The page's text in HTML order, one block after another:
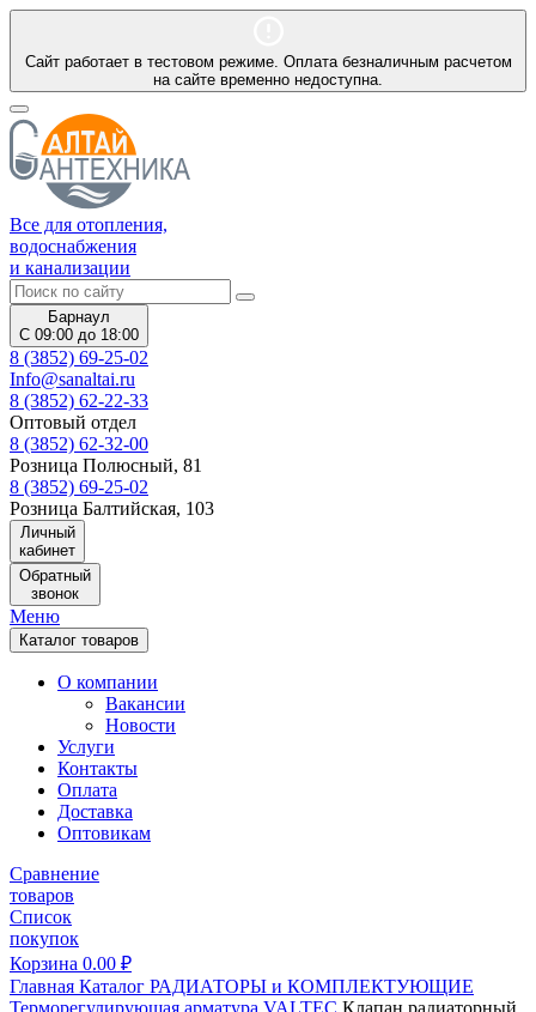
Сайт работает в тестовом режиме. Оплата безналичным расчетом
на сайте временно недоступна.
Все для отопления,
водоснабжения
и канализации
Барнаул
С 09:00 до 18:00
8 (3852) 69-25-02
Info@sanaltai.ru
8 (3852) 62-22-33
Оптовый отдел
8 (3852) 62-32-00
Розница Полюсный, 81
8 (3852) 69-25-02
Розница Балтийская, 103
Личный
кабинет
Обратный
звонок
Меню
Каталог товаров
О компании
Вакансии
Новости
Услуги
Контакты
Оплата
Доставка
Оптовикам
Сравнение
товаров
Список
покупок
Корзина 0.00 ₽
Главная Каталог РАДИАТОРЫ и КОМПЛЕКТУЮЩИЕ
Терморегулирующая арматура VALTEC Клапан радиаторный